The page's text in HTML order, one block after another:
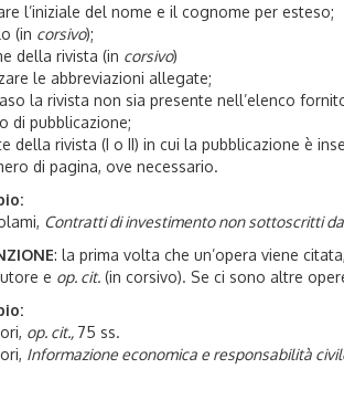
l’iniziale del nome e il cognome per esteso;
(in corsivo);
della rivista (in corsivo)
le abbreviazioni allegate;
la rivista non sia presente nell’elenco
di pubblicazione;
della rivista (I o II) in cui la pubblicazione è
di pagina, ove necessario.
Contratti di investimento non sottoscritti
: la prima volta che un’opera viene
e op. cit. (in corsivo). Se ci sono altre
op. cit., 75 ss.
Informazione economica e responsabilità